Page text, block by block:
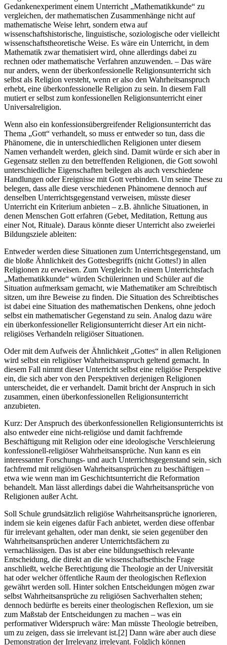
Gedankenexperiment einem Unterricht „Mathematikkunde“ zu
vergleichen, der mathematischen Zusammenhänge nicht auf
mathematische Weise lehrt, sondern etwa auf
wissenschaftshistorische, linguistische, soziologische oder vielleicht
wissenschaftstheoretische Weise. Es wäre ein Unterricht, in dem
Mathematik zwar thematisiert wird, ohne allerdings dabei zu
rechnen oder mathematische Verfahren anzuwenden. – Das wäre
nur anders, wenn der überkonfessionelle Religionsunterricht sich
selbst als Religion versteht, wenn er also den Wahrheitsanspruch
erhebt, eine überkonfessionelle Religion zu sein. In diesem Fall
mutiert er selbst zum konfessionellen Religionsunterricht einer
Universalreligion.
Wenn also ein konfessionsübergreifender Religionsunterricht das
Thema „Gott“ verhandelt, so muss er entweder so tun, dass die
Phänomene, die in unterschiedlichen Religionen unter diesem
Namen verhandelt werden, gleich sind. Damit würde er sich aber in
Gegensatz stellen zu den betreffenden Religionen, die Gott sowohl
unterschiedliche Eigenschaften beilegen als auch verschiedene
Handlungen oder Ereignisse mit Gott verbinden. Um seine These zu
belegen, dass alle diese verschiedenen Phänomene dennoch auf
denselben Unterrichtsgegenstand verweisen, müsste dieser
Unterricht ein Kriterium anbieten – z.B. ähnliche Situationen, in
denen Menschen Gott erfahren (Gebet, Meditation, Rettung aus
einer Not, Rituale). Daraus könnte dieser Unterricht also zweierlei
Bildungsziele ableiten:
Entweder werden diese Situationen zum Unterrichtsgegenstand, um
die bloße Ähnlichkeit des Gottesbegriffs (nicht Gottes!) in allen
Religionen zu erweisen. Zum Vergleich: In einem Unterrichtsfach
„Mathematikkunde“ würden Schülerinnen und Schüler auf die
Situation aufmerksam gemacht, wie Mathematiker am Schreibtisch
sitzen, um ihre Beweise zu finden. Die Situation des Schreibtisches
ist dabei eine Situation des mathematischen Denkens, ohne jedoch
selbst ein mathematischer Gegenstand zu sein. Analog dazu wäre
ein überkonfessioneller Religionsunterricht dieser Art ein nicht-
religiöses Verhandeln religiöser Situationen.
Oder mit dem Aufweis der Ähnlichkeit „Gottes“ in allen Religionen
wird selbst ein religiöser Wahrheitsanspruch geltend gemacht. In
diesem Fall nimmt dieser Unterricht selbst eine religiöse Perspektive
ein, die sich aber von den Perspektiven derjenigen Religionen
unterscheidet, die er verhandelt. Damit bricht der Anspruch in sich
zusammen, einen überkonfessionellen Religionsunterricht
anzubieten.
Kurz: Der Anspruch des überkonfessionellen Religionsunterrichts ist
also entweder eine nicht-religiöse und damit fachfremde
Beschäftigung mit Religion oder eine ideologische Verschleierung
konfessionell-religiöser Wahrheitsansprüche. Nun kann es ein
interessanter Forschungs- und auch Unterrichtsgegenstand sein, sich
fachfremd mit religiösen Wahrheitsansprüchen zu beschäftigen –
etwa wie wenn man im Geschichtsunterricht die Reformation
behandelt. Man lässt allerdings dabei die Wahrheitsansprüche von
Religionen außer Acht.
Soll Schule grundsätzlich religiöse Wahrheitsansprüche ignorieren,
indem sie kein eigenes dafür Fach anbietet, werden diese offenbar
für irrelevant gehalten, oder man denkt, sie seien gegenüber den
Wahrheitsansprüchen anderer Unterrichtsfächern zu
vernachlässigen. Das ist aber eine bildungsethisch relevante
Entscheidung, die direkt an die wissenschaftsethische Frage
anschließt, welche Berechtigung die Theologie an der Universität
hat oder welcher öffentliche Raum der theologischen Reflexion
gewährt werden soll. Hinter solchen Entscheidungen mögen zwar
selbst Wahrheitsansprüche zu religiösen Sachverhalten stehen;
dennoch bedürfte es bereits einer theologischen Reflexion, um sie
zum Maßstab der Entscheidungen zu machen – was ein
performativer Widerspruch wäre: Man müsste Theologie betreiben,
um zu zeigen, dass sie irrelevant ist.[2] Dann wäre aber auch diese
Demonstration der Irrelevanz irrelevant. Folglich können